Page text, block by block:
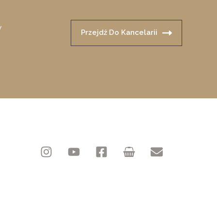
Przejdź Do Kancelarii